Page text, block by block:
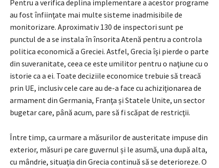
Pentru a verifica deplina implementare a acestor programe
au fost înfiinţate mai multe sisteme inadmisibile de
monitorizare. Aproximativ 130 de inspectori sunt pe
punctul de a se instala în însorita Atenă pentru a controla
politica economică a Greciei. Astfel, Grecia își pierde o parte
din suveranitate, ceea ce este umilitor pentru o naţiune cu o
istorie ca a ei. Toate deciziile economice trebuie să treacă
prin UE, inclusiv cele care au de-a face cu achiziţionarea de
armament din Germania, Franţa și Statele Unite, un sector
bugetar care, până acum, pare să fi scăpat de restricţii.
Între timp, ca urmare a măsurilor de austeritate impuse din
exterior, măsuri pe care guvernul și le asumă, una după alta,
cu mândrie, situaţia din Grecia continuă să se deterioreze. O